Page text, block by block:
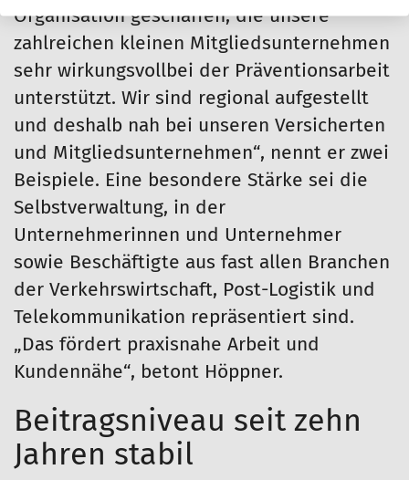
Organisation geschaffen, die unsere
zahlreichen kleinen Mitgliedsunternehmen
sehr wirkungsvollbei der Präventionsarbeit
unterstützt. Wir sind regional aufgestellt
und deshalb nah bei unseren Versicherten
und Mitgliedsunternehmen“, nennt er zwei
Beispiele. Eine besondere Stärke sei die
Selbstverwaltung, in der
Unternehmerinnen und Unternehmer
sowie Beschäftigte aus fast allen Branchen
der Verkehrswirtschaft, Post-Logistik und
Telekommunikation repräsentiert sind.
„Das fördert praxisnahe Arbeit und
Kundennähe“, betont Höppner.
Beitragsniveau seit zehn
Jahren stabil